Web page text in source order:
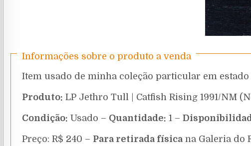
Informações sobre o produto a venda
Item usado de minha coleção particular em
Produto: LP Jethro Tull | Catfish Rising 1991/NM
Condição: Usado – Quantidade: 1 –
Preço: R$ 240 – Para retirada físicana Galeria do